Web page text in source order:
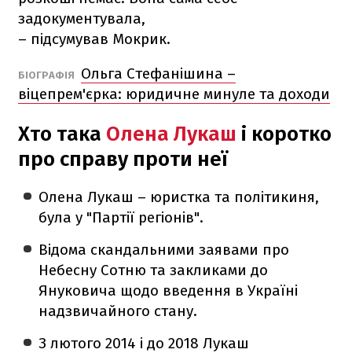
задокументувала,
– підсумував Мокрик.
БІОГРАФІЯ
Ольга Стефанішина –
віцепрем'єрка: юридичне минуле та доходи
Хто така Олена Лукаш і коротко
про справу проти неї
Олена Лукаш – юристка та політикиня,
була у "Партії регіонів".
Відома скандальними заявами про
Небесну Сотню та закликами до
Януковича щодо введення в Україні
надзвичайного стану.
З лютого 2014 і до 2018 Лукаш